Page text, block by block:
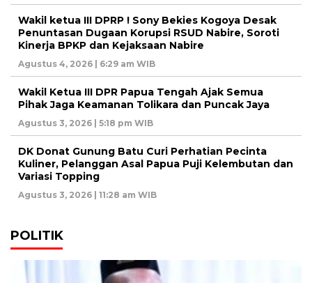
Wakil ketua III DPRP ! Sony Bekies Kogoya Desak
Penuntasan Dugaan Korupsi RSUD Nabire, Soroti
Kinerja BPKP dan Kejaksaan Nabire
Agustus 4, 2026 | 6:29 am WIB
Wakil Ketua III DPR Papua Tengah Ajak Semua
Pihak Jaga Keamanan Tolikara dan Puncak Jaya
Agustus 3, 2026 | 5:18 pm WIB
DK Donat Gunung Batu Curi Perhatian Pecinta
Kuliner, Pelanggan Asal Papua Puji Kelembutan dan
Variasi Topping
Agustus 3, 2026 | 11:28 am WIB
POLITIK